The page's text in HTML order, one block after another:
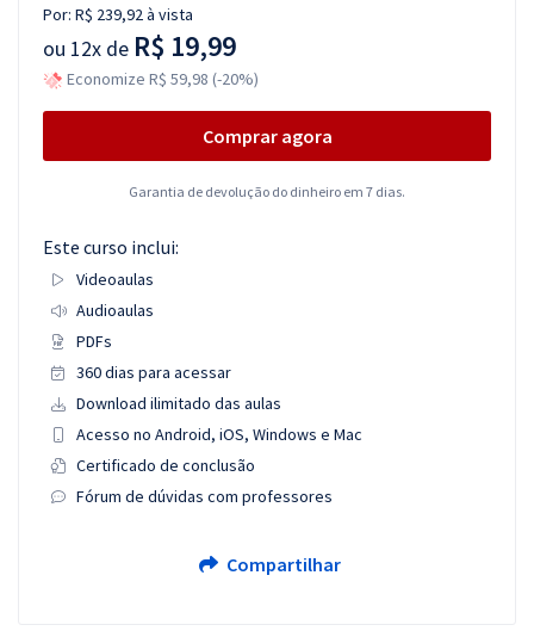
Por: R$ 239,92à vista
ou 12x de R$ 19,99
Economize R$ 59,98 (-20%)
Comprar agora
Garantia de devolução do dinheiro em 7 dias.
Este curso inclui:
Videoaulas
Audioaulas
PDFs
360 dias para acessar
Download ilimitado das aulas
Acesso no Android, iOS, Windows e Mac
Certificado de conclusão
Fórum de dúvidas com professores
Compartilhar